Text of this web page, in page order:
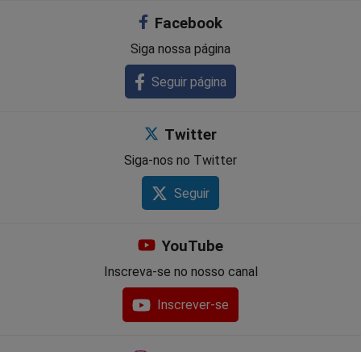
Facebook
Siga nossa página
Seguir página
Twitter
Siga-nos no Twitter
Seguir
YouTube
Inscreva-se no nosso canal
Inscrever-se